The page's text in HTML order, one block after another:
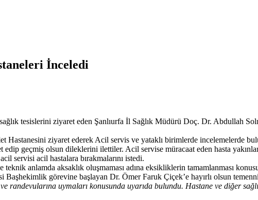
İnceledi
tesislerini ziyaret eden Şanlıurfa İl Sağlık Müdürü Doç. Dr. Abdullah
ziyaret ederek Acil servis ve yataklı birimlerde incelemelerde
edip geçmiş olsun dileklerini ilettiler. Acil servise müracaat eden hasta
servisi acil hastalara bırakmalarını istedi.
teknik anlamda aksaklık oluşmaması adına eksikliklerin tamamlanması
görevine başlayan Dr. Ömer Faruk Çiçek’e hayırlı olsun
randevularına uymaları konusunda uyarıda bulundu. Hastane ve diğer